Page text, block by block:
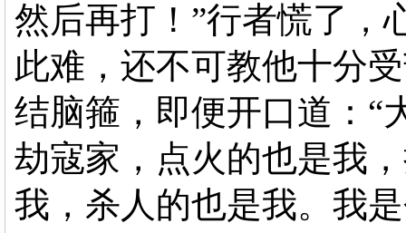
然后再打！”行者慌了，
此难，还不可教他十分
结脑箍，即便开口道：“
劫寇家，点火的也是我
我，杀人的也是我。我